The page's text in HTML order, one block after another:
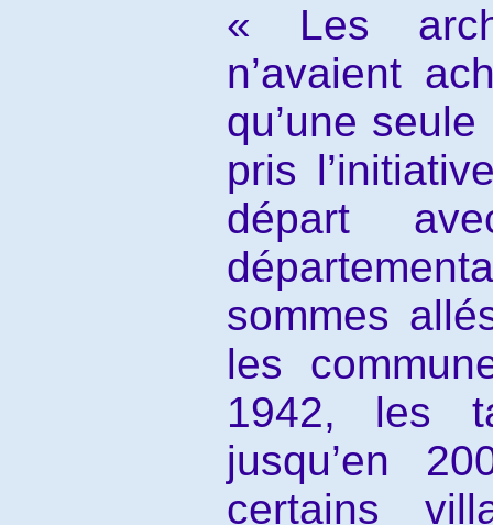
« Les
n’avaient
qu’une
pris
départ
sommes
les
1942, les
jusqu’en
certains